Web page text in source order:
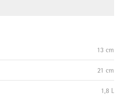
13 cm
21 cm
1,8 L